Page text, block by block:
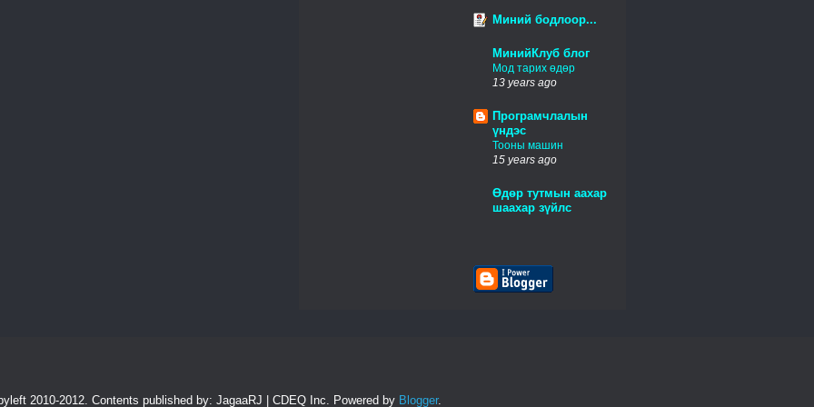
Миний бодлоор...
МинийКлуб блог
Мод тарих өдөр
13 years ago
Програмчлалын
үндэс
Тооны машин
15 years ago
Өдөр тутмын аахар
шаахар зүйлс
2010-2012. Contents published by: JagaaRJ | CDEQ Inc. Powered by Blogger.